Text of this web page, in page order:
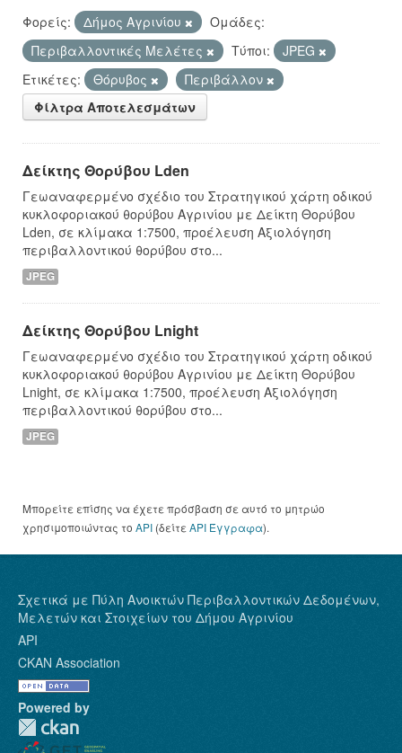
Φορείς: Δήμος Αγρινίου
Ομάδες:
Περιβαλλοντικές Μελέτες
Τύποι:
JPEG
Ετικέτες:
Θόρυβος
Περιβάλλον
Φίλτρα Αποτελεσμάτων
Δείκτης Θορύβου Lden
Γεωαναφερμένο σχέδιο του Στρατηγικού χάρτη οδικού
κυκλοφοριακού θορύβου Αγρινίου με Δείκτη Θορύβου
Lden, σε κλίμακα 1:7500, προέλευση Αξιολόγηση
περιβαλλοντικού θορύβου στο...
JPEG
Δείκτης Θορύβου Lnight
Γεωαναφερμένο σχέδιο του Στρατηγικού χάρτη οδικού
κυκλοφοριακού θορύβου Αγρινίου με Δείκτη Θορύβου
Lnight, σε κλίμακα 1:7500, προέλευση Αξιολόγηση
περιβαλλοντικού θορύβου στο...
JPEG
Μπορείτε επίσης να έχετε πρόσβαση σε αυτό το μητρώο
χρησιμοποιώντας το API (δείτε API Έγγραφα).
Σχετικά με Πύλη Ανοικτών Περιβαλλοντικών Δεδομένων,
Μελετών και Στοιχείων του Δήμου Αγρινίου
API
CKAN Association
Powered by